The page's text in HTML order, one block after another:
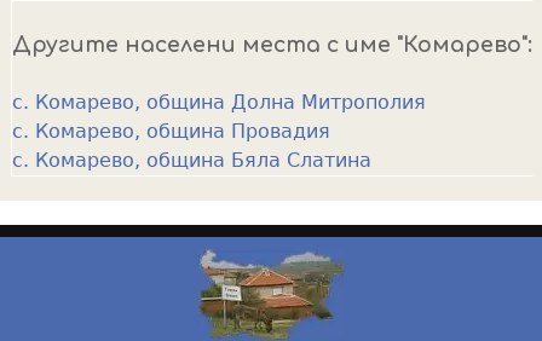
Другите населени места с име "Комарево":
с. Комарево, община Долна Митрополия
с. Комарево, община Провадия
с. Комарево, община Бяла Слатина